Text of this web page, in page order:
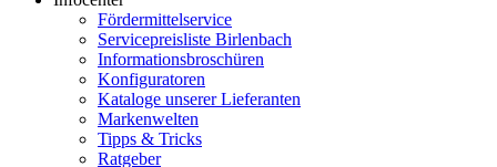
Fördermittelservice
Servicepreisliste Birlenbach
Informationsbroschüren
Konfiguratoren
Kataloge unserer Lieferanten
Markenwelten
Tipps & Tricks
Ratgeber